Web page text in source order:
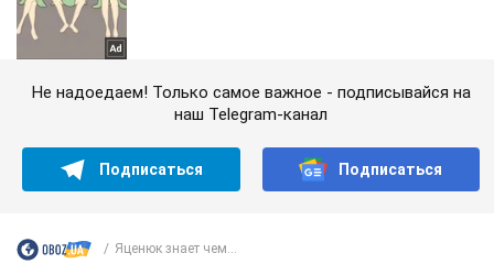
Не надоедаем! Только самое важное - подписывайся на
наш Telegram-канал
Подписаться Подписаться
Яценюк знает чем...